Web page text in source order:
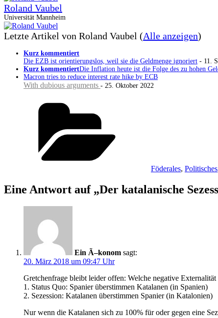
Roland Vaubel
Universität Mannheim
Letzte Artikel von Roland Vaubel (Alle anzeigen)
Kurz kommentiert
Die EZB ist orientierungslos, weil sie die Geldmenge ignoriert - 11.
Kurz kommentiertDie Inflation heute ist die Folge des zu hohen
Macron tries to reduce interest rate hike by ECB
With dubious arguments - 25. Oktober 2022
Föderales, Politisches
Eine Antwort auf „Der katalanische
Ein Ã–konom sagt:
20. März 2018 um 09:47 Uhr
Gretchenfrage bleibt leider offen: Welche negative
1. Status Quo: Spanier überstimmen Katalanen (in Spanien)
2. Sezession: Katalanen überstimmen Spanier (in Katalonien)
Nur wenn die Katalanen sich zu 100% für oder gegen eine